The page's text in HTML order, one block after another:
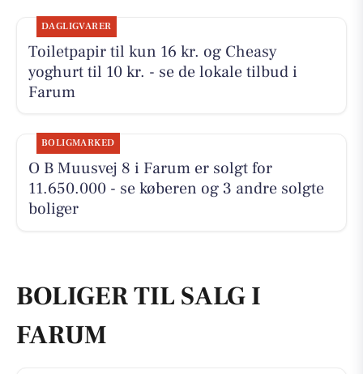
DAGLIGVARER
Toiletpapir til kun 16 kr. og Cheasy
yoghurt til 10 kr. - se de lokale tilbud i
Farum
BOLIGMARKED
O B Muusvej 8 i Farum er solgt for
11.650.000 - se køberen og 3 andre solgte
boliger
BOLIGER TIL SALG I
FARUM